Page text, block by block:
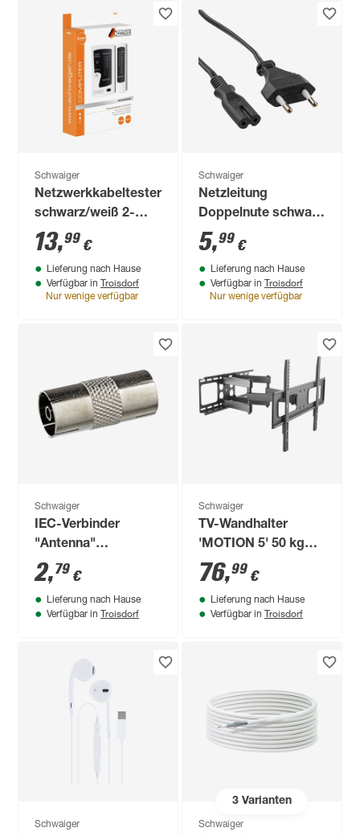
Schwaiger
Netzwerkkabeltester
schwarz/weiß 2-
teilig
13,99 €
Lieferung nach Hause
Verfügbar in Troisdorf
Nur wenige verfügbar
Schwaiger
Netzleitung
Doppelnute schwarz
1,5 m
5,99 €
Lieferung nach Hause
Verfügbar in Troisdorf
Nur wenige verfügbar
Schwaiger
IEC-Verbinder
"Antenna"
Professional
2,79 €
Lieferung nach Hause
Verfügbar in Troisdorf
Schwaiger
TV-Wandhalter
'MOTION 5' 50 kg
Traglast neigbar,
schwenkbar,
drehbar
76,99 €
Lieferung nach Hause
Verfügbar in Troisdorf
Schwaiger
3Varianten
Schwaiger